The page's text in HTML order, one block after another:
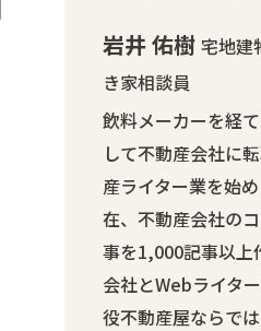
岩井 佑樹宅地建
き家相談員
飲料メーカーを経
して不動産会社に
産ライター業を始
在、不動産会社の
事を1,000記事以上
会社とWebライタ
役不動産屋ならで